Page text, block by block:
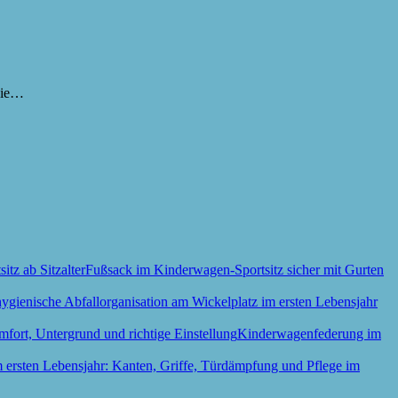
Fußsack im Kinderwagen-Sportsitz sicher mit Gurten
Kinderwagenfederung im